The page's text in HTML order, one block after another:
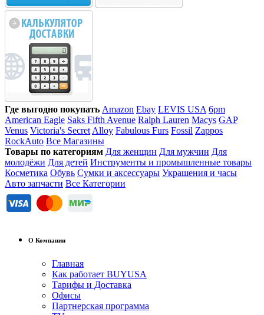
Где выгодно покупать Amazon Ebay LEVIS USA 6pm
American Eagle Saks Fifth Avenue Ralph Lauren Macys GAP
Venus Victoria's Secret Alloy Fabulous Furs Fossil Zappos
RockAuto Все Магазины
Товары по категориям Для женщин Для мужчин Для
молодёжи Для детей Инструменты и промышленные товары
Косметика Обувь Сумки и аксессуары Украшения и часы
Авто запчасти Все Категории
О Компании
Главная
Как работает BUYUSA
Тарифы и Доставка
Офисы
Партнерская программа